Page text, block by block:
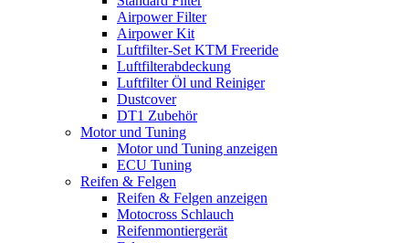
Airpower Filter
Airpower Kit
Luftfilter-Set KTM Freeride
Luftfilterabdeckung
Luftfilter Öl und Reiniger
Dustcover
DT1 Zubehör
Motor und Tuning
Motor und Tuning anzeigen
ECU Tuning
Reifen & Felgen
Reifen & Felgen anzeigen
Motocross Schlauch
Reifenmontiergerät